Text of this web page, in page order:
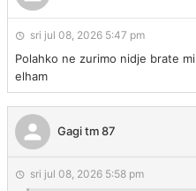
sri jul 08, 2026 5:47 pm
Polahko ne zurimo nidje brate
elham
Gagi tm 87
sri jul 08, 2026 5:58 pm